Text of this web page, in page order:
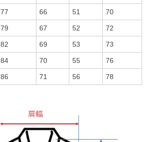
77 66 51 70
79 67 52 72
82 69 53 73
84 70 55 76
86 71 56 78